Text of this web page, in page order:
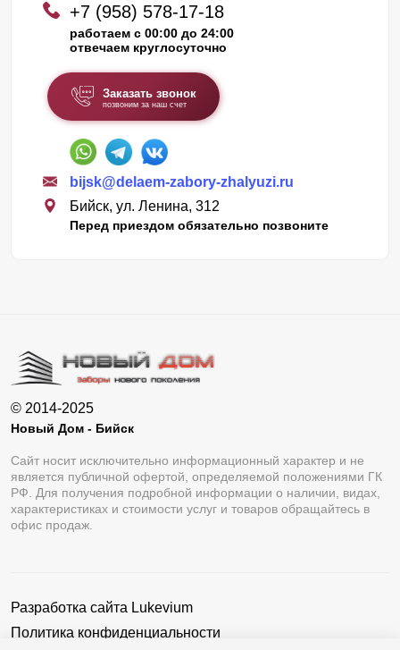
+7 (958) 578-17-18
работаем с 00:00 до 24:00
отвечаем круглосуточно
Заказать звонок
позвоним за наш счет
bijsk@delaem-zabory-zhalyuzi.ru
Бийск, ул. Ленина, 312
Перед приездом обязательно позвоните
© 2014-2025
Новый Дом - Бийск
Сайт носит исключительно информационный характер и не
является публичной офертой, определяемой положениями ГК
РФ. Для получения подробной информации о наличии, видах,
характеристиках и стоимости услуг и товаров обращайтесь в
офис продаж.
Разработка сайта Lukevium
Политика конфиденциальности